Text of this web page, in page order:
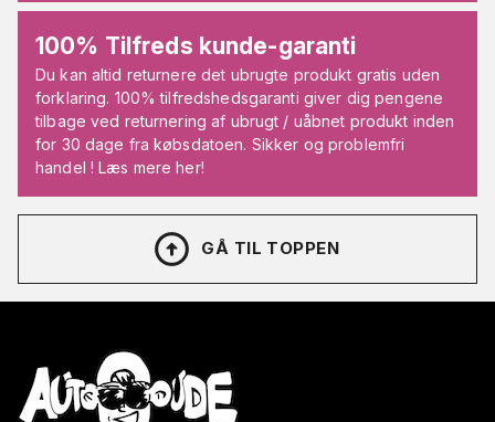
100% Tilfreds kunde-garanti
Du kan altid returnere det ubrugte produkt gratis uden
forklaring. 100% tilfredshedsgaranti giver dig pengene
tilbage ved returnering af ubrugt / uåbnet produkt inden
for 30 dage fra købsdatoen. Sikker og problemfri
handel ! Læs mere her!
GÅ TIL TOPPEN